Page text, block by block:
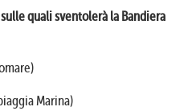
quali sventolerà la Bandiera
Marina)